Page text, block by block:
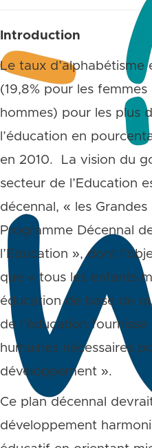
Introduction
Le taux d’alphabétisme
(19,8% pour les femmes
hommes) pour les plus
l’éducation en
en 2010. La vision du
secteur de l’Education
décennal, « les
Programme Décennal
l’Education », dont
que « tous les enfants
éducation de base de
de l’éducation
humaines nécessaires
développement ».
Ce plan décennal
développement